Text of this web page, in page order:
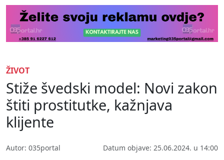
ŽIVOT
Stiže švedski model: Novi zakon
štiti prostitutke, kažnjava
klijente
Autor: 035portal Datum objave: 25.06.2024. u 14:00